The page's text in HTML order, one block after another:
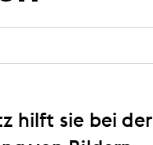
hilft sie bei der